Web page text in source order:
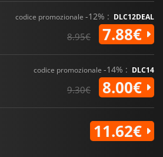
codice promozionale -12% : DLC12DEAL
8.95€ 7.88€
codice promozionale -14% : DLC14
9.30€ 8.00€
11.62€